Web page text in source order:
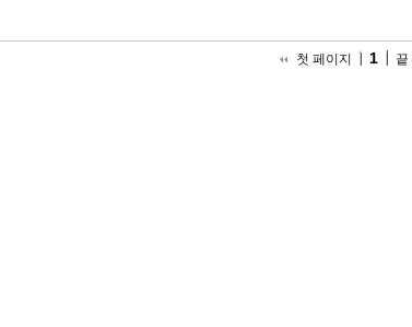
첫 페이지 1 끝